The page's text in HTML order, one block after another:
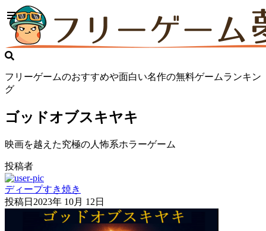
フリーゲームのおすすめや面白い名作の無料ゲームランキン
グ
ゴッドオブスキヤキ
映画を越えた究極の人怖系ホラーゲーム
投稿者
ディープすき焼き
投稿日 2023年 10月 12日